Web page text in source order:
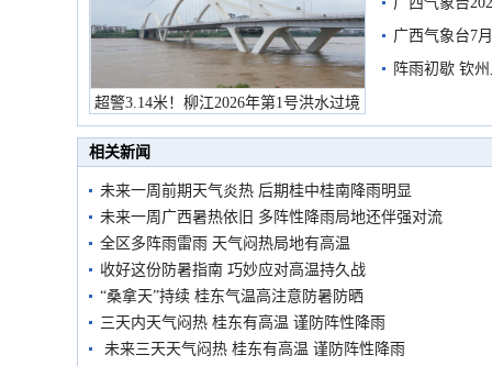
超警3.14米！柳江2026年第1号洪水过境
市民在堤岸见证汛况
预警
广西气象台7
阵雨初歇 钦
相关新闻
未来一周前期天气炎热 后期桂中桂南降雨明显
未来一周广西暑热依旧 多阵性降雨局地还伴强对流
全区多阵雨雷雨 天气闷热局地有高温
收好这份防暑指南 巧妙应对高温持久战
“桑拿天”持续 桂东气温高注意防暑防晒
三天内天气闷热 桂东有高温 谨防阵性降雨
未来三天天气闷热 桂东有高温 谨防阵性降雨